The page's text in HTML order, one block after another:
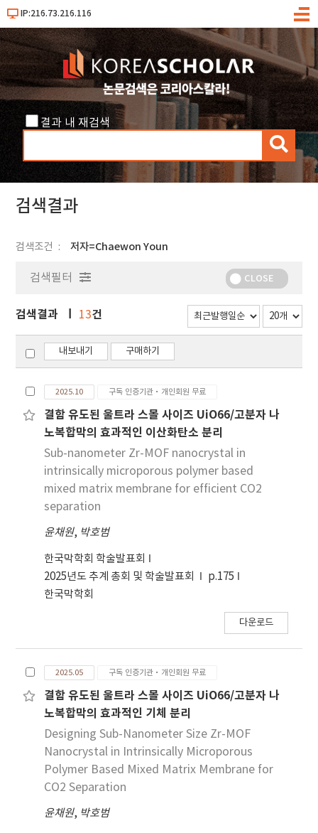
IP:216.73.216.116
메
결과 내 재검색
검
색
검색결과
검색조건 저자=Chaewon Youn
검색필터 CLOSE
검색결과 13건
내보내기 구매하기
2025.10 구독 인증기관·개인회원 무료
결함 유도된 울트라 스몰 사이즈 UiO66/고분자 나
노복합막의 효과적인 이산화탄소 분리
Sub-nanometer Zr-MOF nanocrystal in
intrinsically microporous polymer based
mixed matrix membrane for efficient CO2
separation
윤채원, 박호범
한국막학회 학술발표회
2025년도 추계 총회 및 학술발표회
p.175
한국막학회
다운로드
2025.05 구독 인증기관·개인회원 무료
결함 유도된 울트라 스몰 사이즈 UiO66/고분자 나
노복합막의 효과적인 기체 분리
Designing Sub-Nanometer Size Zr-MOF
Nanocrystal in Intrinsically Microporous
Polymer Based Mixed Matrix Membrane for
CO2 Separation
윤채원, 박호범